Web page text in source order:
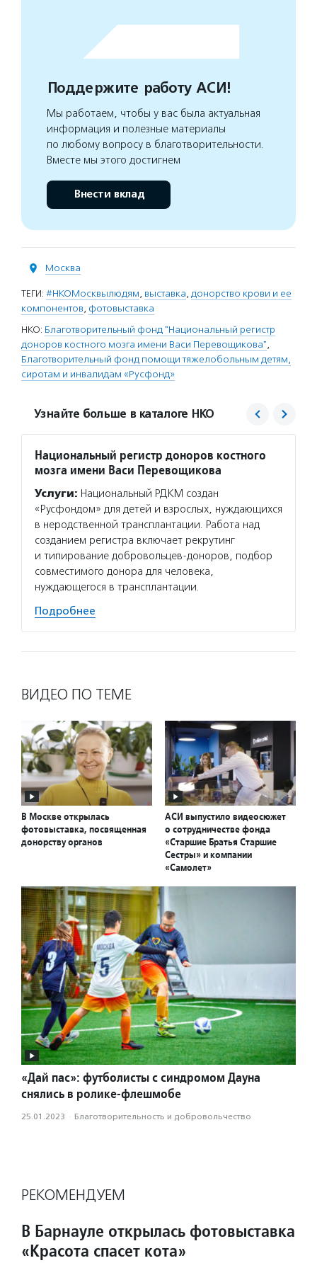
Поддержите работу АСИ!
Мы работаем, чтобы у вас была актуальная
информация и полезные материалы
по любому вопросу в благотворительности.
Вместе мы этого достигнем
Внести вклад
Москва
ТЕГИ: #НКОМосквылюдям, выставка, донорство крови и ее
компонентов, фотовыставка
НКО: Благотворительный фонд "Национальный регистр
доноров костного мозга имени Васи Перевощикова",
Благотворительный фонд помощи тяжелобольным детям,
сиротам и инвалидам «Русфонд»
Узнайте больше в каталоге НКО
Национальный регистр доноров костного
мозга имени Васи Перевощикова
Услуги: Национальный РДКМ создан
«Русфондом» для детей и взрослых, нуждающихся
в неродственной трансплантации. Работа над
созданием регистра включает рекрутинг
и типирование добровольцев-доноров, подбор
совместимого донора для человека,
нуждающегося в трансплантации.
Подробнее
ВИДЕО ПО ТЕМЕ
В Москве открылась
фотовыставка, посвященная
донорству органов
АСИ выпустило видеосюжет
о сотрудничестве фонда
«Старшие Братья Старшие
Сестры» и компании
«Самолет»
«Дай пас»: футболисты с синдромом Дауна
снялись в ролике-флешмобе
25.01.2023 · Благотвори­тель­ность и доброволь­чест­во
РЕКОМЕНДУЕМ
В Барнауле открылась фотовыставка
«Красота спасет кота»